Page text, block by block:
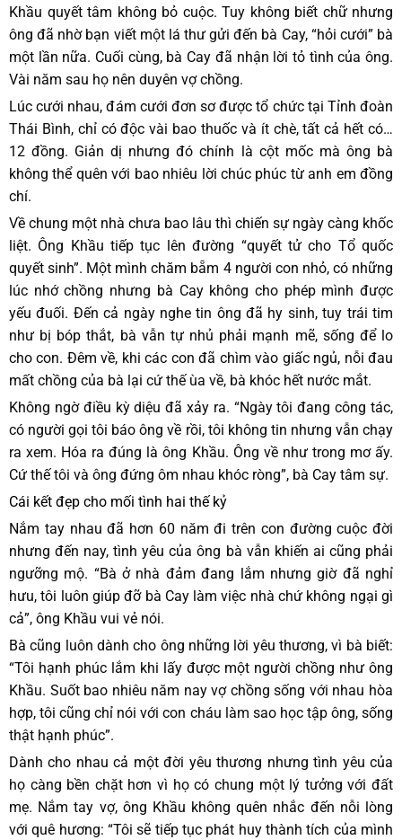
Khầu quyết tâm không bỏ cuộc. Tuy không biết chữ nhưng
ông đã nhờ bạn viết một lá thư gửi đến bà Cay, “hỏi cưới” bà
một lần nữa. Cuối cùng, bà Cay đã nhận lời tỏ tình của ông.
Vài năm sau họ nên duyên vợ chồng.
Lúc cưới nhau, đám cưới đơn sơ được tổ chức tại Tỉnh đoàn
Thái Bình, chỉ có độc vài bao thuốc và ít chè, tất cả hết có…
12 đồng. Giản dị nhưng đó chính là cột mốc mà ông bà
không thể quên với bao nhiêu lời chúc phúc từ anh em đồng
chí.
Về chung một nhà chưa bao lâu thì chiến sự ngày càng khốc
liệt. Ông Khầu tiếp tục lên đường “quyết tử cho Tổ quốc
quyết sinh”. Một mình chăm bẵm 4 người con nhỏ, có những
lúc nhớ chồng nhưng bà Cay không cho phép mình được
yếu đuối. Đến cả ngày nghe tin ông đã hy sinh, tuy trái tim
như bị bóp thắt, bà vẫn tự nhủ phải mạnh mẽ, sống để lo
cho con. Đêm về, khi các con đã chìm vào giấc ngủ, nỗi đau
mất chồng của bà lại cứ thế ùa về, bà khóc hết nước mắt.
Không ngờ điều kỳ diệu đã xảy ra. “Ngày tôi đang công tác,
có người gọi tôi báo ông về rồi, tôi không tin nhưng vẫn chạy
ra xem. Hóa ra đúng là ông Khầu. Ông về như trong mơ ấy.
Cứ thế tôi và ông đứng ôm nhau khóc ròng”, bà Cay tâm sự.
Cái kết đẹp cho mối tình hai thế kỷ
Nắm tay nhau đã hơn 60 năm đi trên con đường cuộc đời
nhưng đến nay, tình yêu của ông bà vẫn khiến ai cũng phải
ngưỡng mộ. “Bà ở nhà đảm đang lắm nhưng giờ đã nghỉ
hưu, tôi luôn giúp đỡ bà Cay làm việc nhà chứ không ngại gì
cả”, ông Khầu vui vẻ nói.
Bà cũng luôn dành cho ông những lời yêu thương, vì bà biết:
“Tôi hạnh phúc lắm khi lấy được một người chồng như ông
Khầu. Suốt bao nhiêu năm nay vợ chồng sống với nhau hòa
hợp, tôi cũng chỉ nói với con cháu làm sao học tập ông, sống
thật hạnh phúc”.
Dành cho nhau cả một đời yêu thương nhưng tình yêu của
họ càng bền chặt hơn vì họ có chung một lý tưởng với đất
mẹ. Nắm tay vợ, ông Khầu không quên nhắc đến nỗi lòng
với quê hương: “Tôi sẽ tiếp tục phát huy thành tích của mình